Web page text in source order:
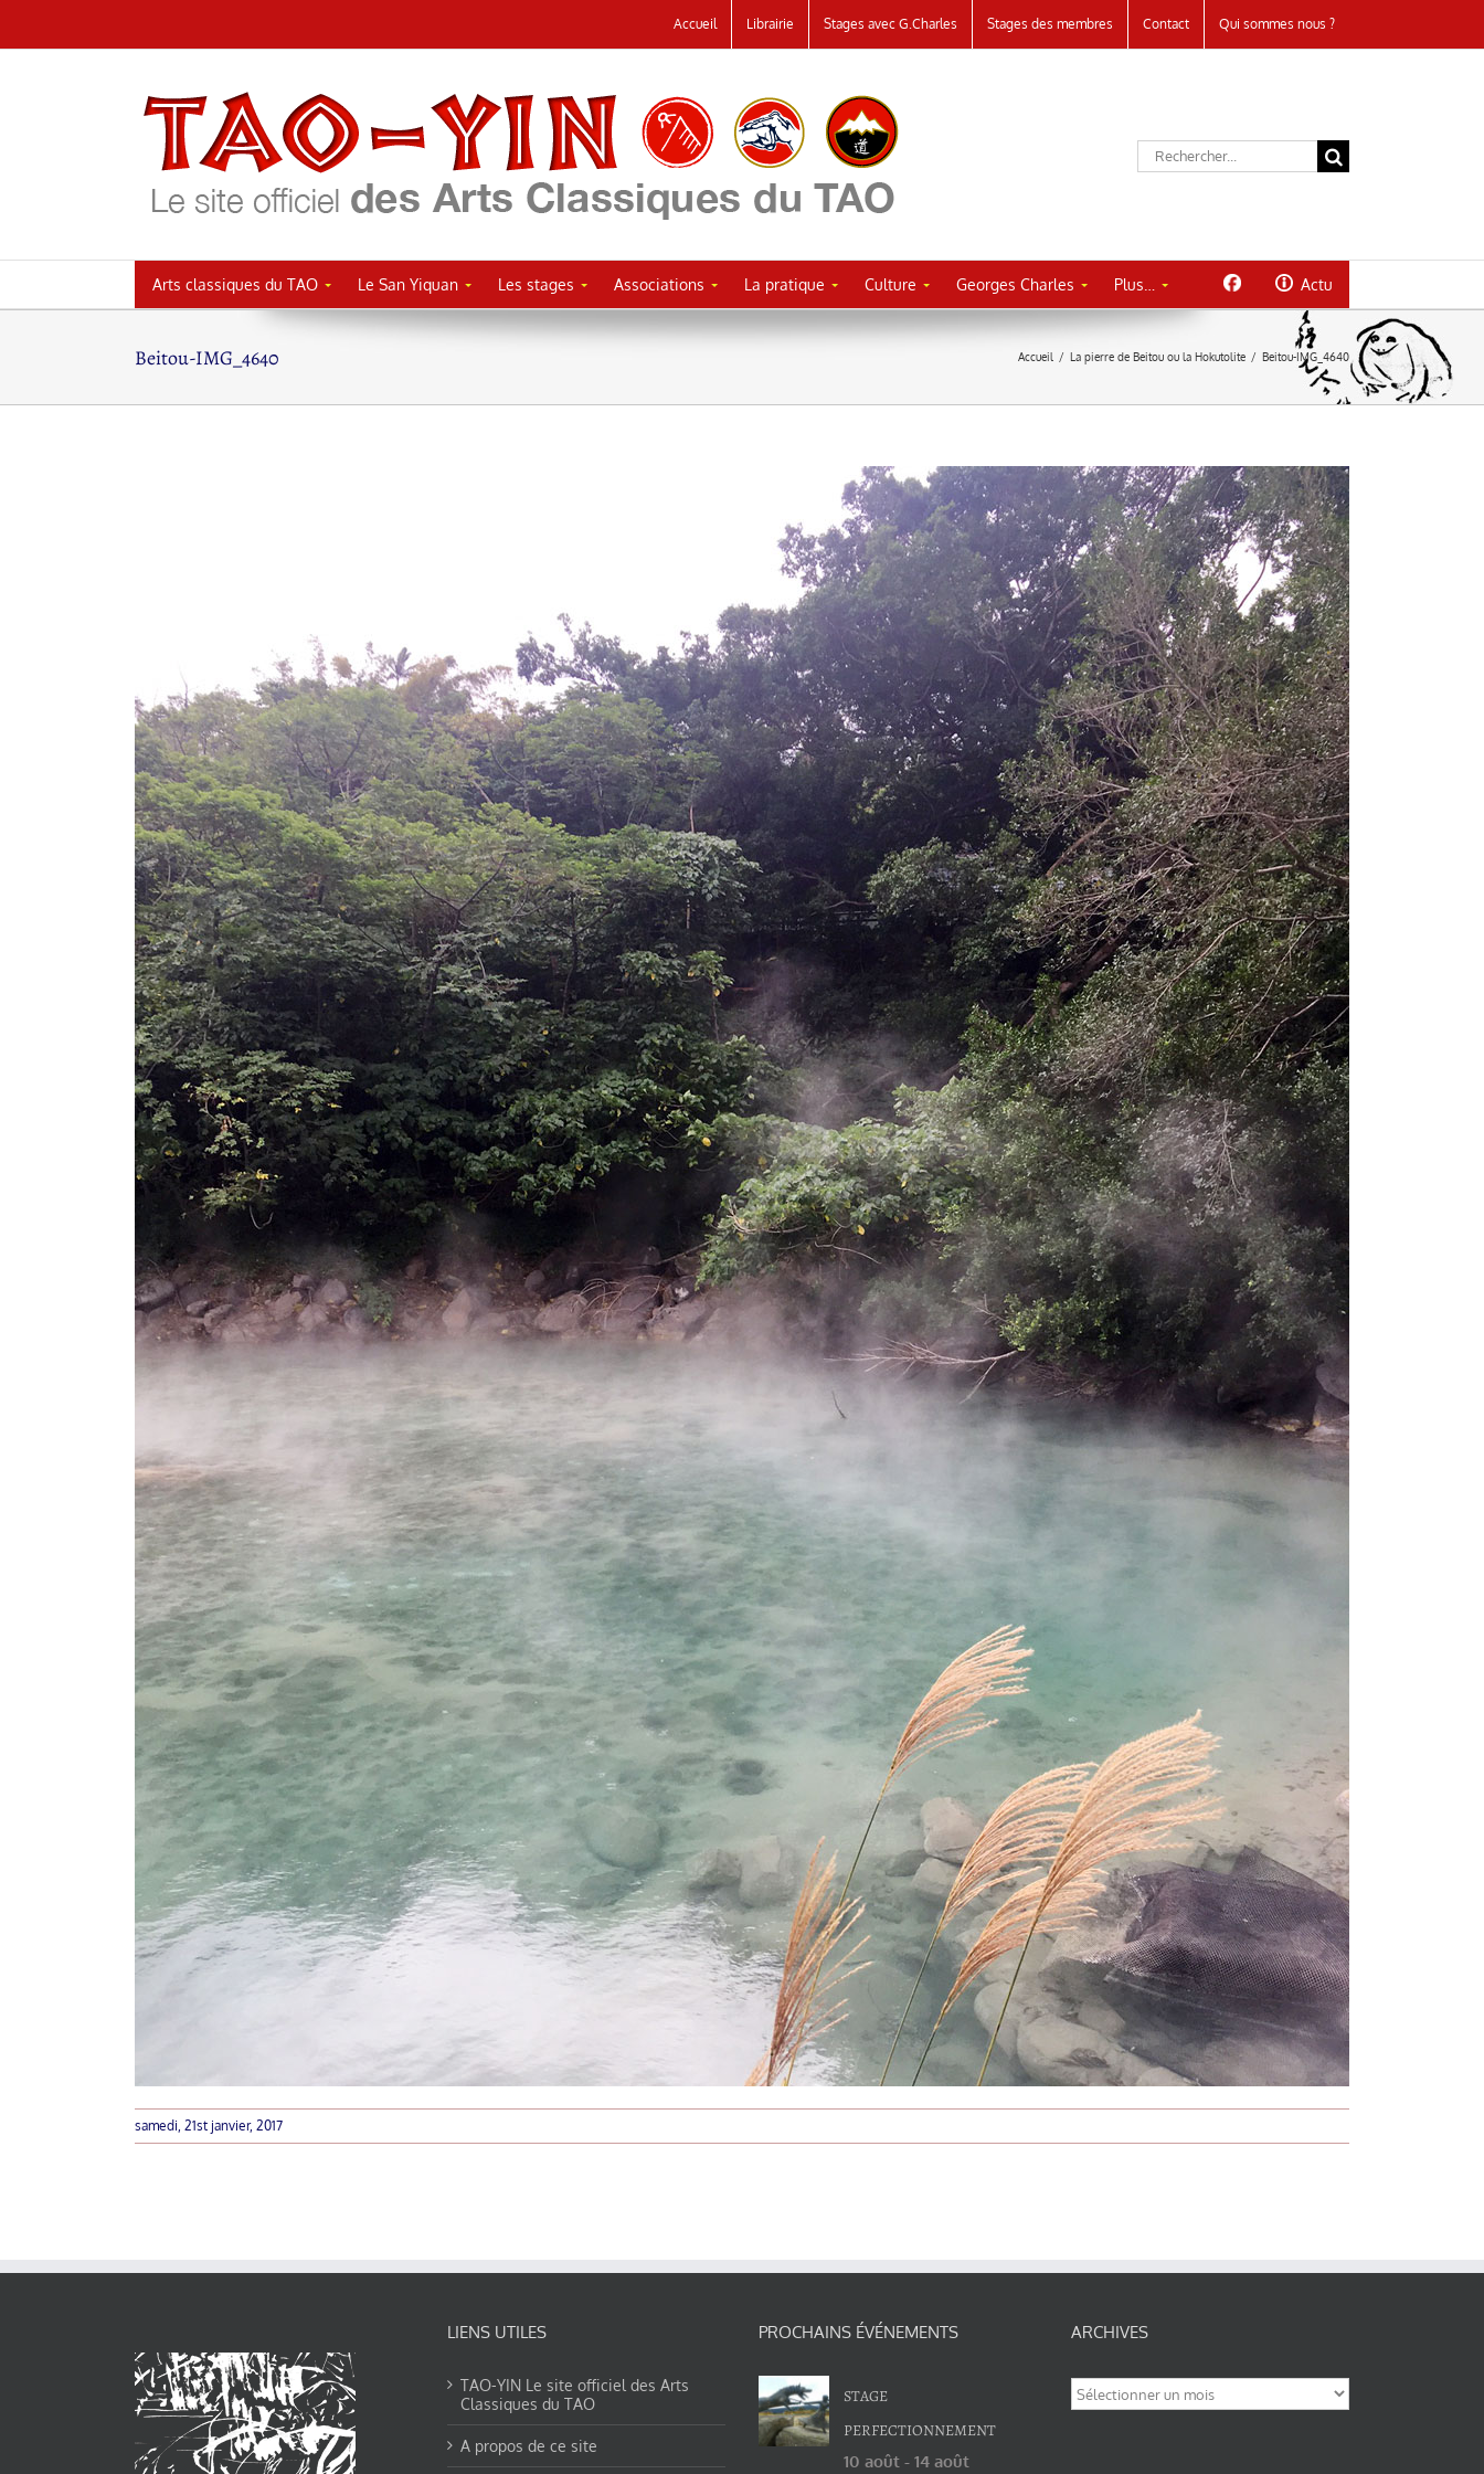
au
Accueil Librairie Stages avec G.Charles Stages des membres Contact Qui sommes nous ?
Rechercher:
Arts classiques du TAO Le San Yiquan Les stages Associations La pratique Culture Georges Charles Plus… Actu
Beitou-IMG_4640 Accueil / La pierre de Beitou ou la Hokutolite / Beitou-IMG_4640
samedi, 21st janvier, 2017
LIENS UTILES
TAO-YIN Le site officiel des Arts
Classiques du TAO
A propos de ce site
PROCHAINS ÉVÉNEMENTS
STAGE
PERFECTIONNEMENT
10 août - 14 août
ARCHIVES
Archives